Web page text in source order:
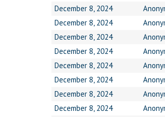
December 8, 2024
December 8, 2024
December 8, 2024
December 8, 2024
December 8, 2024
December 8, 2024
December 8, 2024
December 8, 2024